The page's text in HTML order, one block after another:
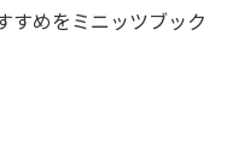
めをミニッツブック